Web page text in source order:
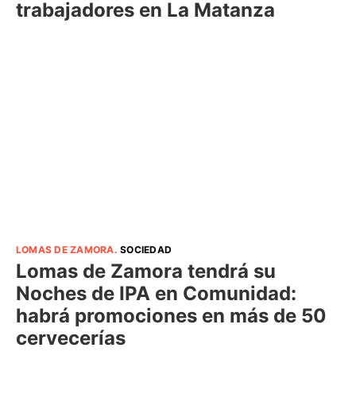
trabajadores en La Matanza
LOMAS DE ZAMORA.SOCIEDAD
Lomas de Zamora tendrá su
Noches de IPA en Comunidad:
habrá promociones en más de 50
cervecerías